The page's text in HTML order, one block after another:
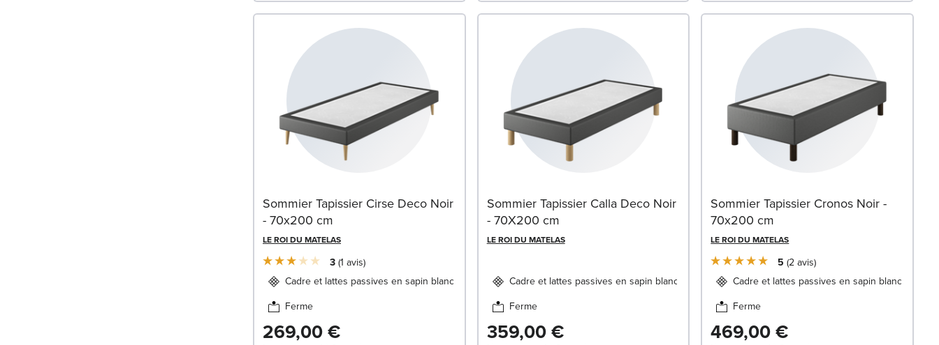
Sommier Tapissier Cirse Deco Noir
- 70x200 cm
LE ROI DU MATELAS
3 1 avis
Cadre et lattes passives en sapin blanc
Ferme
269,00 €
Sommier Tapissier Calla Deco Noir
- 70X200 cm
LE ROI DU MATELAS
Cadre et lattes passives en sapin blanc
Ferme
359,00 €
Sommier Tapissier Cronos Noir -
70x200 cm
LE ROI DU MATELAS
5 2avis
Cadre et lattes passives en sapin blanc
Ferme
469,00 €